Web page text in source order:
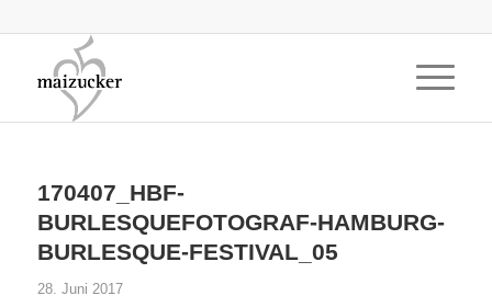
170407_HBF-
BURLESQUEFOTOGRAF-HAMBURG-
BURLESQUE-FESTIVAL_05
28. Juni 2017